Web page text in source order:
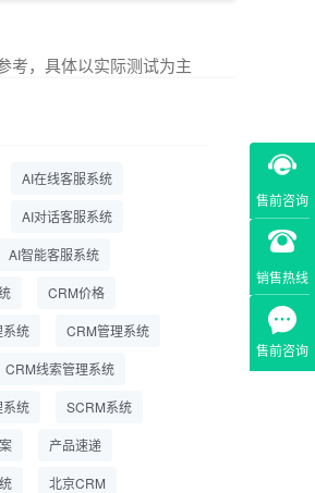
售前咨询
销售热线
售前咨询
螳螂系统专为K12/职业
交：螳螂科技销售AI智能
一站式SCRM系统企微
全流程
商用SCRM系统企微工
营成本
2026.7.14
企业微信 私域用户精细
考，具体以实际测试为主
AI在线客服系统
AI对话客服系统
AI智能客服系统
CRM价格
统 CRM管理系统
CRM线索管理系统
统 SCRM系统
产品速递
北京CRM